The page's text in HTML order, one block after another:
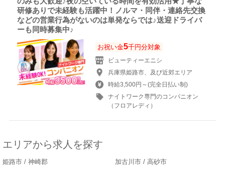
研修ありで未経験も活躍中！ノルマ・同伴・連絡先交換
などの営業行為がないのは単発ならでは♪送迎ドライバ
ーも同時募集中♪
お祝い金5千円分対象
ビューティーエニシ
兵庫県姫路市、及び近郊エリア
時給3,500円～(完全日払い制)
ナイトワーク専門のコンパニオン
（フロアレディ）
エリアから求人を探す
姫路市 / 神崎郡
加古川市 / 高砂市